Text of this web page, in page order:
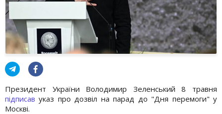
Президент України Володимир Зеленський 8 травня
підписавуказ про дозвіл на парад до "Дня перемоги" у
Москві.